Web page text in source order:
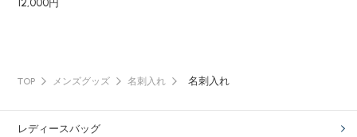
12,000円
TOP メンズグッズ 名刺入れ 名刺入れ
レディースバッグ